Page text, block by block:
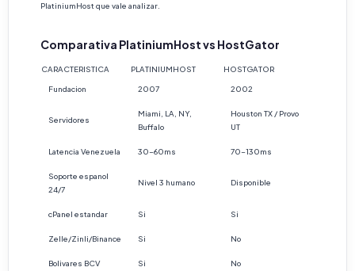
PlatiniumHost que vale analizar.
Comparativa PlatiniumHost vs HostGator
CARACTERISTICA PLATINIUMHOST HOSTGATOR
Fundacion 2007 2002
Servidores
Miami, LA, NY,
Buffalo
Houston TX / Provo
UT
Latencia Venezuela 30-60ms 70-130ms
Soporte espanol
24/7
Nivel 3 humano Disponible
cPanel estandar Si Si
Zelle/Zinli/Binance Si No
Bolivares BCV Si No